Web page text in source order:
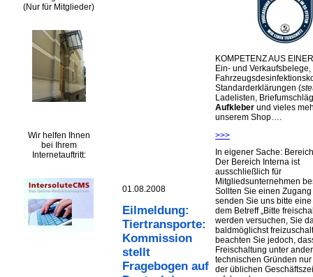
(Nur für Mitglieder)
Wir helfen Ihnen
bei Ihrem
Internetauftritt:
01.08.2008
Eilmeldung:
Tiertransporte:
Kommission
stellt
Fragebogen auf
KOMPETENZ AUS
Ein- und Verkaufsbelege,
Standarderklärungen (
Ladelisten,
Aufkleber und vieles
unserem Shop….
>>>
In eigener Sache:
Der Bereich Interna ist
ausschließlich für
Mitgliedsunternehmen
Sollten Sie einen
senden Sie uns bitte
dem Betreff „Bitte
werden versuchen, Sie
baldmöglichst
beachten Sie jedoch,
Freischaltung unter
technischen Gründen
der üblichen